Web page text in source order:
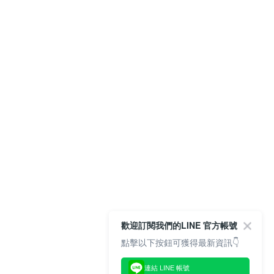
歡迎訂閱我們的LINE 官方帳號
點擊以下按鈕可獲得最新資訊👇
連結 LINE 帳號